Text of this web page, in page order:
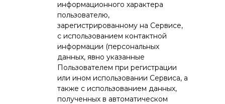
информационного характера
пользователю,
зарегистрированному на Сервисе,
с использованием контактной
информации (персональных
данных, явно указанные
Пользователем при регистрации
или ином использовании Сервиса, а
также с использованием данных,
полученных в автоматическом